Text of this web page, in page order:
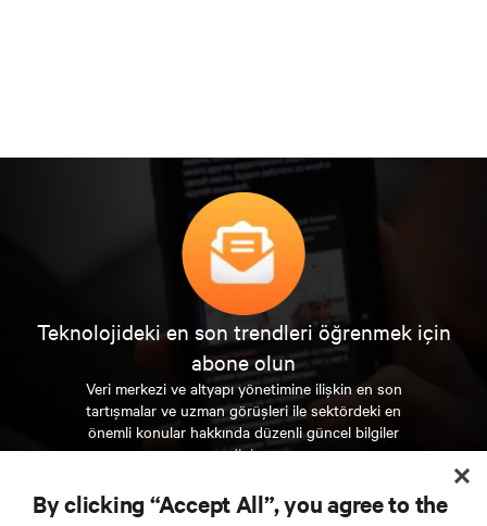
Teknolojideki en son trendleri öğrenmek için
abone olun
Veri merkezi ve altyapı yönetimine ilişkin en son
tartışmalar ve uzman görüşleri ile sektördeki en
önemli konular hakkında düzenli güncel bilgiler
edinin.
ŞİMDİ KAYDOLUN
By clicking “Accept All”, you agree to the